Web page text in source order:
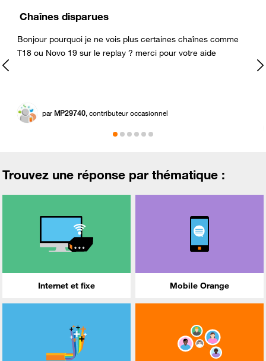
Chaînes disparues
Bonjour pourquoi je ne vois plus certaines chaînes comme
T18 ou Novo 19 sur le replay ? merci pour votre aide
par MP29740, contributeur occasionnel
Trouvez une réponse par thématique :
Internet et fixe Mobile Orange